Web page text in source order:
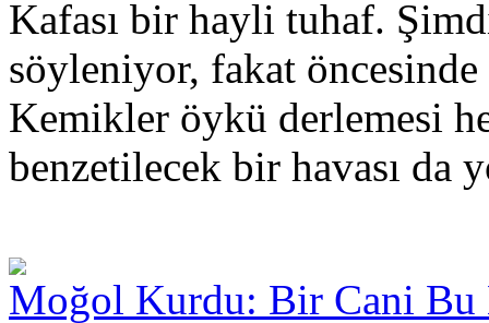
Kafası bir hayli tuhaf.
söyleniyor, fakat
Kemikler öykü derlemesi
benzetilecek bir havası da
Moğol Kurdu: Bir Cani Bu